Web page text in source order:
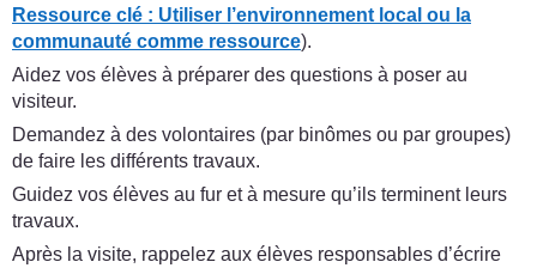
Ressource clé : Utiliser l’environnement local ou la
communauté comme ressource).
Aidez vos élèves à préparer des questions à poser au
visiteur.
Demandez à des volontaires (par binômes ou par groupes)
de faire les différents travaux.
Guidez vos élèves au fur et à mesure qu’ils terminent leurs
travaux.
Après la visite, rappelez aux élèves responsables d’écrire